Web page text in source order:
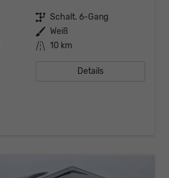
Getriebe Schalt. 6-Gang
Außenfarbe Weiß
Kilometerstand 10 km
Details